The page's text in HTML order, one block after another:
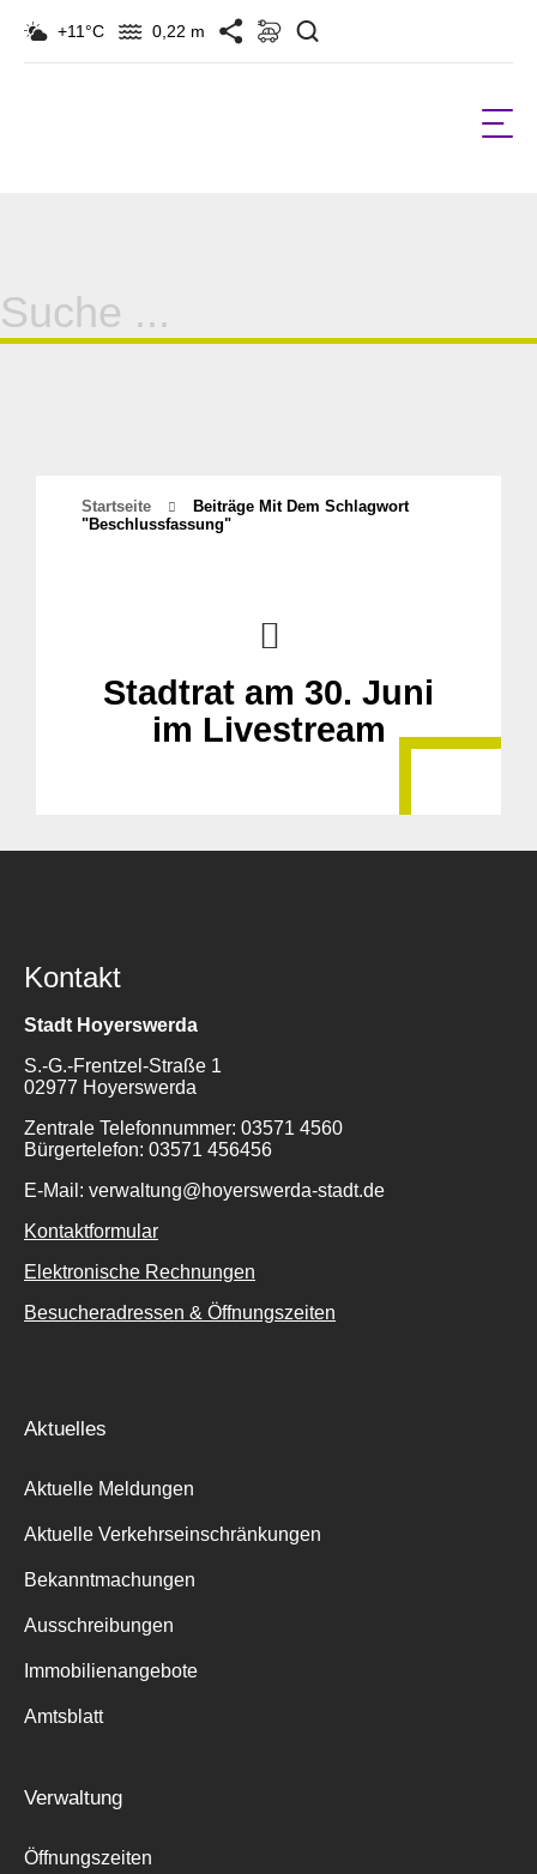
+11°C 0,22 m
Suche
für:
Startseite
Beiträge Mit Dem Schlagwort
"Beschlussfassung"
Stadtrat am 30. Juni
im Livestream
Kontakt
Stadt Hoyerswerda
S.-G.-Frentzel-Straße 1
02977 Hoyerswerda
Zentrale Telefonnummer: 03571 4560
Bürgertelefon: 03571 456456
E-Mail: verwaltung@hoyerswerda-stadt.de
Kontaktformular
Elektronische Rechnungen
Besucheradressen & Öffnungszeiten
Aktuelles
Aktuelle Meldungen
Aktuelle Verkehrseinschränkungen
Bekanntmachungen
Ausschreibungen
Immobilienangebote
Amtsblatt
Verwaltung
Öffnungszeiten